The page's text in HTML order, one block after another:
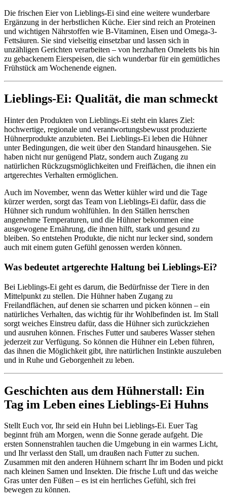
Die frischen Eier von Lieblings-Ei sind eine weitere wunderbare
Ergänzung in der herbstlichen Küche. Eier sind reich an Proteinen
und wichtigen Nährstoffen wie B-Vitaminen, Eisen und Omega-3-
Fettsäuren. Sie sind vielseitig einsetzbar und lassen sich in
unzähligen Gerichten verarbeiten – von herzhaften Omeletts bis hin
zu gebackenem Eierspeisen, die sich wunderbar für ein gemütliches
Frühstück am Wochenende eignen.
Lieblings-Ei: Qualität, die man schmeckt
Hinter den Produkten von Lieblings-Ei steht ein klares Ziel:
hochwertige, regionale und verantwortungsbewusst produzierte
Hühnerprodukte anzubieten. Bei Lieblings-Ei leben die Hühner
unter Bedingungen, die weit über den Standard hinausgehen. Sie
haben nicht nur genügend Platz, sondern auch Zugang zu
natürlichen Rückzugsmöglichkeiten und Freiflächen, die ihnen ein
artgerechtes Verhalten ermöglichen.
Auch im November, wenn das Wetter kühler wird und die Tage
kürzer werden, sorgt das Team von Lieblings-Ei dafür, dass die
Hühner sich rundum wohlfühlen. In den Ställen herrschen
angenehme Temperaturen, und die Hühner bekommen eine
ausgewogene Ernährung, die ihnen hilft, stark und gesund zu
bleiben. So entstehen Produkte, die nicht nur lecker sind, sondern
auch mit einem guten Gefühl genossen werden können.
Was bedeutet artgerechte Haltung bei Lieblings-Ei?
Bei Lieblings-Ei geht es darum, die Bedürfnisse der Tiere in den
Mittelpunkt zu stellen. Die Hühner haben Zugang zu
Freilandflächen, auf denen sie scharren und picken können – ein
natürliches Verhalten, das wichtig für ihr Wohlbefinden ist. Im Stall
sorgt weiches Einstreu dafür, dass die Hühner sich zurückziehen
und ausruhen können. Frisches Futter und sauberes Wasser stehen
jederzeit zur Verfügung. So können die Hühner ein Leben führen,
das ihnen die Möglichkeit gibt, ihre natürlichen Instinkte auszuleben
und in Ruhe und Geborgenheit zu leben.
Geschichten aus dem Hühnerstall: Ein
Tag im Leben eines Lieblings-Ei Huhns
Stellt Euch vor, Ihr seid ein Huhn bei Lieblings-Ei. Euer Tag
beginnt früh am Morgen, wenn die Sonne gerade aufgeht. Die
ersten Sonnenstrahlen tauchen die Umgebung in ein warmes Licht,
und Ihr verlasst den Stall, um draußen nach Futter zu suchen.
Zusammen mit den anderen Hühnern scharrt Ihr im Boden und pickt
nach kleinen Samen und Insekten. Die frische Luft und das weiche
Gras unter den Füßen – es ist ein herrliches Gefühl, sich frei
bewegen zu können.